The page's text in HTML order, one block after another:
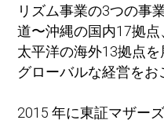
リズム事業の3つの事
道〜沖縄の国内17拠
太平洋の海外13拠点を
グローバルな経営をお
2015 年に東証マザーズ